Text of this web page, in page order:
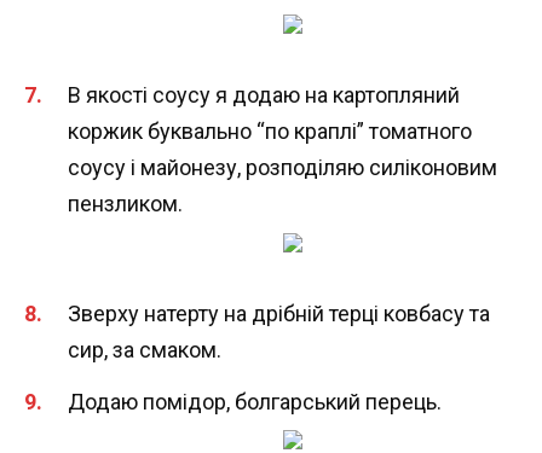
В якості соусу я додаю на картопляний
коржик буквально “по краплі” томатного
соусу і майонезу, розподіляю силіконовим
пензликом.
Зверху натерту на дрібній терці ковбасу та
сир, за смаком.
Додаю помідор, болгарський перець.